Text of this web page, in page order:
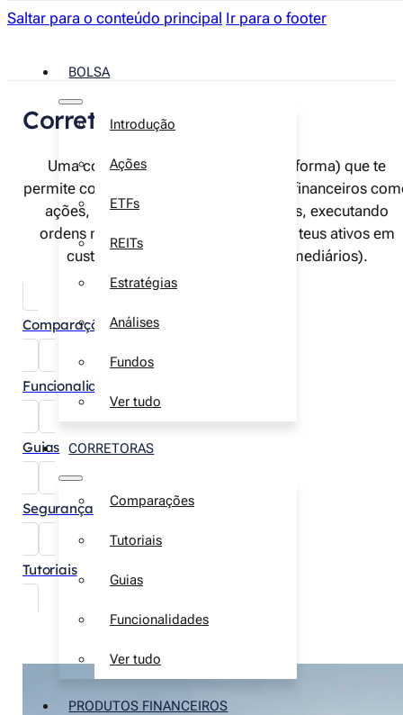
Saltar para o conteúdo principal Ir para o footer
BOLSA
Introdução
Ações
ETFs
REITs
Estratégias
Análises
Fundos
Ver tudo
CORRETORAS
Comparações
Tutoriais
Guias
Funcionalidades
Ver tudo
PRODUTOS FINANCEIROS
Corretoras
Uma corretora é uma entidade (plataforma) que te
permite comprar e vender instrumentos financeiros
ações, ETFs, obrigações ou derivados, executando
ordens nos mercados e guardando os teus ativos em
custódia (diretamente ou via intermediários).
Comparações
Funcionalidades
Guias
Segurança
Tutoriais